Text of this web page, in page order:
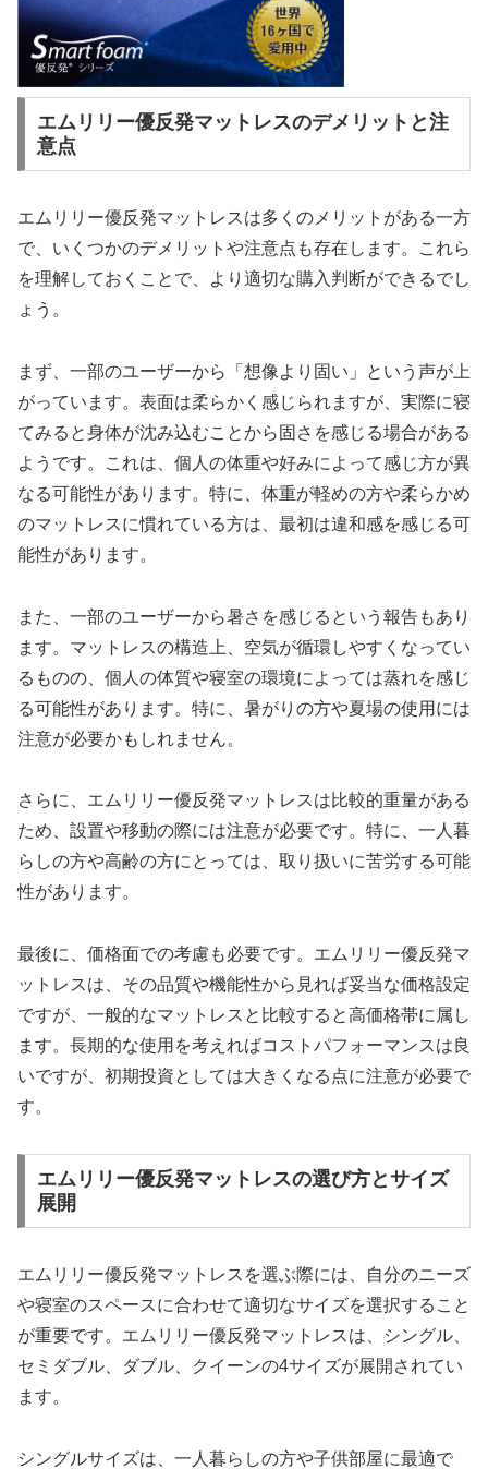
エムリリー優反発マットレスのデメリットと注
意点
エムリリー優反発マットレスは多くのメリットがある一方
で、いくつかのデメリットや注意点も存在します。これら
を理解しておくことで、より適切な購入判断ができるでし
ょう。
まず、一部のユーザーから「想像より固い」という声が上
がっています。表面は柔らかく感じられますが、実際に寝
てみると身体が沈み込むことから固さを感じる場合がある
ようです。これは、個人の体重や好みによって感じ方が異
なる可能性があります。特に、体重が軽めの方や柔らかめ
のマットレスに慣れている方は、最初は違和感を感じる可
能性があります。
また、一部のユーザーから暑さを感じるという報告もあり
ます。マットレスの構造上、空気が循環しやすくなってい
るものの、個人の体質や寝室の環境によっては蒸れを感じ
る可能性があります。特に、暑がりの方や夏場の使用には
注意が必要かもしれません。
さらに、エムリリー優反発マットレスは比較的重量がある
ため、設置や移動の際には注意が必要です。特に、一人暮
らしの方や高齢の方にとっては、取り扱いに苦労する可能
性があります。
最後に、価格面での考慮も必要です。エムリリー優反発マ
ットレスは、その品質や機能性から見れば妥当な価格設定
ですが、一般的なマットレスと比較すると高価格帯に属し
ます。長期的な使用を考えればコストパフォーマンスは良
いですが、初期投資としては大きくなる点に注意が必要で
す。
エムリリー優反発マットレスの選び方とサイズ
展開
エムリリー優反発マットレスを選ぶ際には、自分のニーズ
や寝室のスペースに合わせて適切なサイズを選択すること
が重要です。エムリリー優反発マットレスは、シングル、
セミダブル、ダブル、クイーンの4サイズが展開されてい
ます。
シングルサイズは、一人暮らしの方や子供部屋に最適で